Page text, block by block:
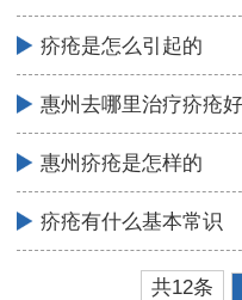
疥疮是怎么引起的
惠州去哪里治疗疥疮好
惠州疥疮是怎样的
疥疮有什么基本常识
共12条